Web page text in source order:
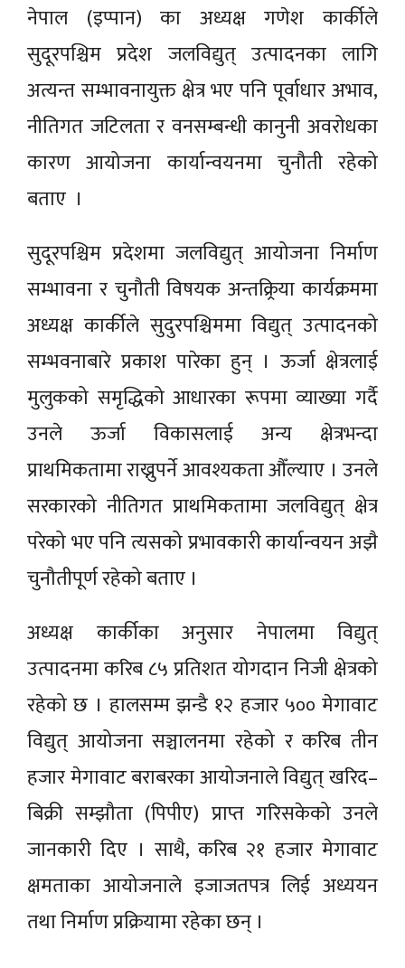
नेपाल (इप्पान) का अध्यक्ष गणेश कार्कीले
सुदूरपश्चिम प्रदेश जलविद्युत् उत्पादनका लागि
अत्यन्त सम्भावनायुक्त क्षेत्र भए पनि पूर्वाधार अभाव,
नीतिगत जटिलता र वनसम्बन्धी कानुनी अवरोधका
कारण आयोजना कार्यान्वयनमा चुनौती रहेको
बताए ।
सुदूरपश्चिम प्रदेशमा जलविद्युत् आयोजना निर्माण
सम्भावना र चुनौती विषयक अन्तक्र्रिया कार्यक्रममा
अध्यक्ष कार्कीले सुदुरपश्चिममा विद्युत् उत्पादनको
सम्भवनाबारे प्रकाश पारेका हुन् । ऊर्जा क्षेत्रलाई
मुलुकको समृद्धिको आधारका रूपमा व्याख्या गर्दै
उनले ऊर्जा विकासलाई अन्य क्षेत्रभन्दा
प्राथमिकतामा राख्नुपर्ने आवश्यकता औँल्याए । उनले
सरकारको नीतिगत प्राथमिकतामा जलविद्युत् क्षेत्र
परेको भए पनि त्यसको प्रभावकारी कार्यान्वयन अझै
चुनौतीपूर्ण रहेको बताए ।
अध्यक्ष कार्कीका अनुसार नेपालमा विद्युत्
उत्पादनमा करिब ८५ प्रतिशत योगदान निजी क्षेत्रको
रहेको छ । हालसम्म झन्डै १२ हजार ५०० मेगावाट
विद्युत् आयोजना सञ्चालनमा रहेको र करिब तीन
हजार मेगावाट बराबरका आयोजनाले विद्युत् खरिद–
बिक्री सम्झौता (पिपीए) प्राप्त गरिसकेको उनले
जानकारी दिए । साथै, करिब २१ हजार मेगावाट
क्षमताका आयोजनाले इजाजतपत्र लिई अध्ययन
तथा निर्माण प्रक्रियामा रहेका छन् ।